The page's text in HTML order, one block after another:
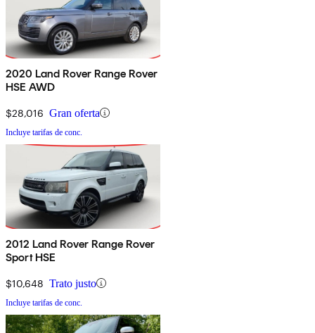
2020 Land Rover Range Rover
HSE AWD
$28,016 Gran oferta
Incluye tarifas de conc.
2012 Land Rover Range Rover
Sport HSE
$10,648 Trato justo
Incluye tarifas de conc.